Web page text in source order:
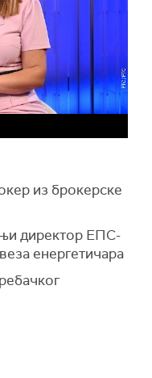
из брокерске
директор ЕПС-
енергетичара